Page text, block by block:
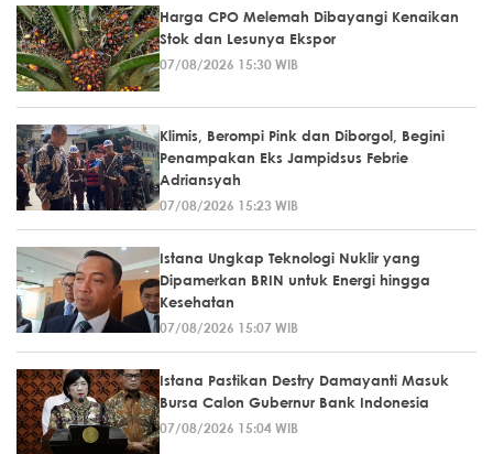
Harga CPO Melemah Dibayangi Kenaikan
Stok dan Lesunya Ekspor
07/08/2026 15:30 WIB
Klimis, Berompi Pink dan Diborgol, Begini
Penampakan Eks Jampidsus Febrie
Adriansyah
07/08/2026 15:23 WIB
Istana Ungkap Teknologi Nuklir yang
Dipamerkan BRIN untuk Energi hingga
Kesehatan
07/08/2026 15:07 WIB
Istana Pastikan Destry Damayanti Masuk
Bursa Calon Gubernur Bank Indonesia
07/08/2026 15:04 WIB